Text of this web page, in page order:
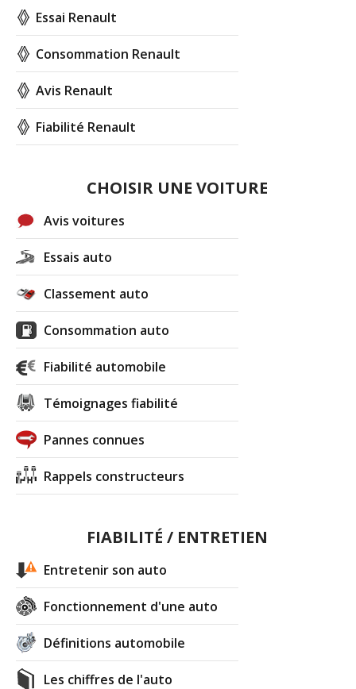
Essai Renault
Consommation Renault
Avis Renault
Fiabilité Renault
CHOISIR UNE VOITURE
Avis voitures
Essais auto
Classement auto
Consommation auto
Fiabilité automobile
Témoignages fiabilité
Pannes connues
Rappels constructeurs
FIABILITÉ / ENTRETIEN
Entretenir son auto
Fonctionnement d'une auto
Définitions automobile
Les chiffres de l'auto